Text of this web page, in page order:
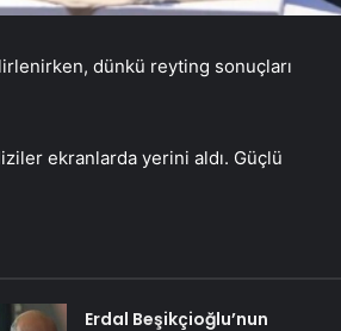
dünkü reyting sonuçları
ekranlarda yerini aldı. Güçlü
Erdal Beşikçioğlu’nun